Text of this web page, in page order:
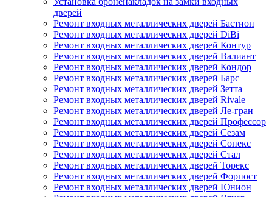
дверей
Ремонт входных металлических дверей Бастион
Ремонт входных металлических дверей DiBi
Ремонт входных металлических дверей Контур
Ремонт входных металлических дверей Валиант
Ремонт входных металлических дверей Кондор
Ремонт входных металлических дверей Барс
Ремонт входных металлических дверей Зетта
Ремонт входных металлических дверей Rivale
Ремонт входных металлических дверей Ле-гран
Ремонт входных металлических дверей Профессор
Ремонт входных металлических дверей Сезам
Ремонт входных металлических дверей Сонекс
Ремонт входных металлических дверей Стал
Ремонт входных металлических дверей Торекс
Ремонт входных металлических дверей Форпост
Ремонт входных металлических дверей Юнион